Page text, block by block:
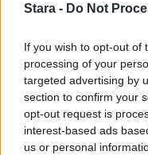
Stara - Do Not
If you wish to opt-out of
processing of your
targeted advertising by
section to confirm your
opt-out request is
interest-based ads
us or personal
Viihdeuutiset
15.8.2024, 5:00